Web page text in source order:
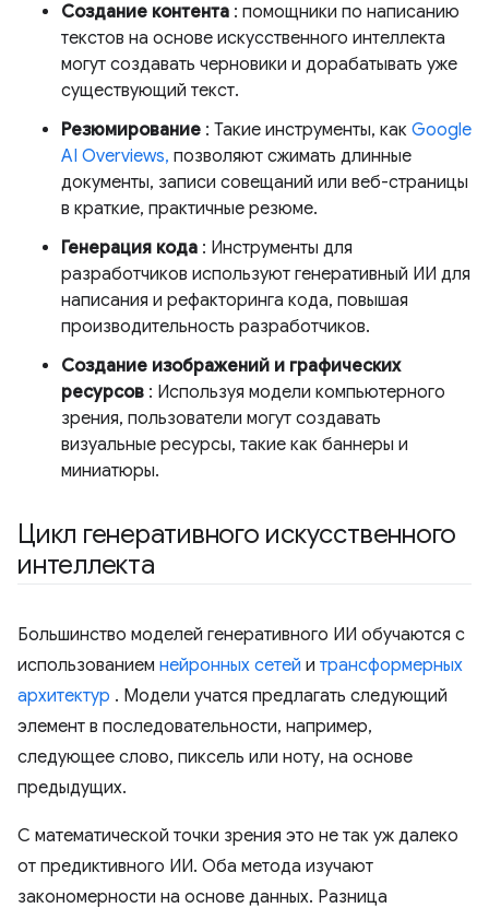
Создание контента : помощники по написанию
текстов на основе искусственного интеллекта
могут создавать черновики и дорабатывать уже
существующий текст.
Резюмирование : Такие инструменты, как Google
AI Overviews, позволяют сжимать длинные
документы, записи совещаний или веб-страницы
в краткие, практичные резюме.
Генерация кода : Инструменты для
разработчиков используют генеративный ИИ для
написания и рефакторинга кода, повышая
производительность разработчиков.
Создание изображений и графических
ресурсов : Используя модели компьютерного
зрения, пользователи могут создавать
визуальные ресурсы, такие как баннеры и
миниатюры.
Цикл генеративного искусственного
интеллекта
Большинство моделей генеративного ИИ обучаются с
использованием нейронных сетей и трансформерных
архитектур . Модели учатся предлагать следующий
элемент в последовательности, например,
следующее слово, пиксель или ноту, на основе
предыдущих.
С математической точки зрения это не так уж далеко
от предиктивного ИИ. Оба метода изучают
закономерности на основе данных. Разница